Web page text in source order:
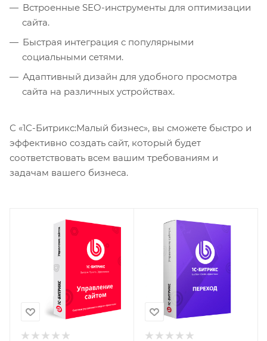
Встроенные SEO-инструменты для оптимизации
сайта.
Быстрая интеграция с популярными
социальными сетями.
Адаптивный дизайн для удобного просмотра
сайта на различных устройствах.
С «1С-Битрикс:Малый бизнес», вы сможете быстро и
эффективно создать сайт, который будет
соответствовать всем вашим требованиям и
задачам вашего бизнеса.